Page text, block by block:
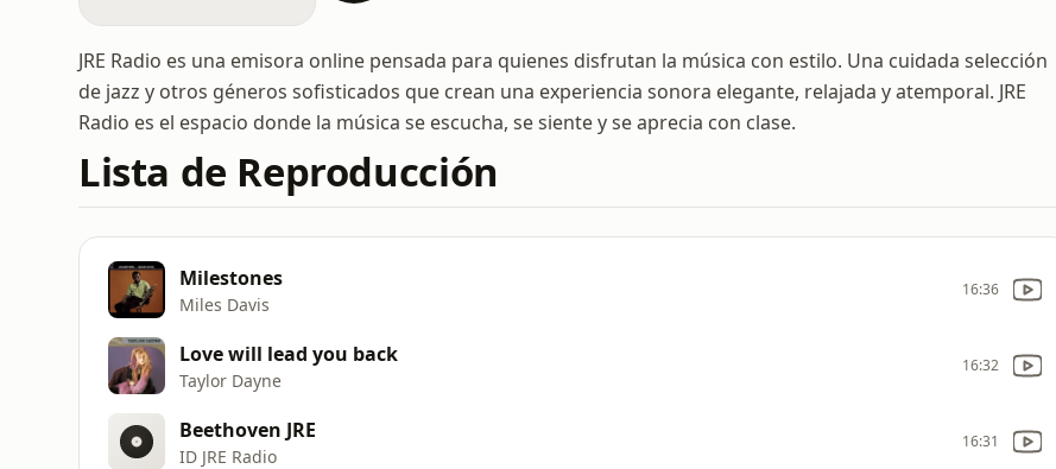
JRE Radio es una emisora online pensada para quienes disfrutan la música con estilo. Una cuidada selección
de jazz y otros géneros sofisticados que crean una experiencia sonora elegante, relajada y atemporal. JRE
Radio es el espacio donde la música se escucha, se siente y se aprecia con clase.
Lista de Reproducción
Milestones
Miles Davis
16:36
Love will lead you back
Taylor Dayne
16:32
Beethoven JRE
ID JRE Radio
16:31